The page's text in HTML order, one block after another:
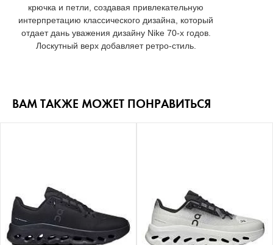
крючка и петли, создавая привлекательную
интерпретацию классического дизайна, который
отдает дань уважения дизайну Nike 70-х годов.
Лоскутный верх добавляет ретро-стиль.
ВАМ ТАКЖЕ МОЖЕТ ПОНРАВИТЬСЯ